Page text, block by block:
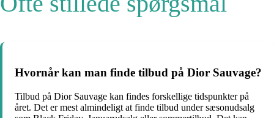
Hvornår kan man finde tilbud på Dior Sauvage?
Tilbud på Dior Sauvage kan findes forskellige tidspunkter på
året. Det er mest almindeligt at finde tilbud under sæsonudsalg